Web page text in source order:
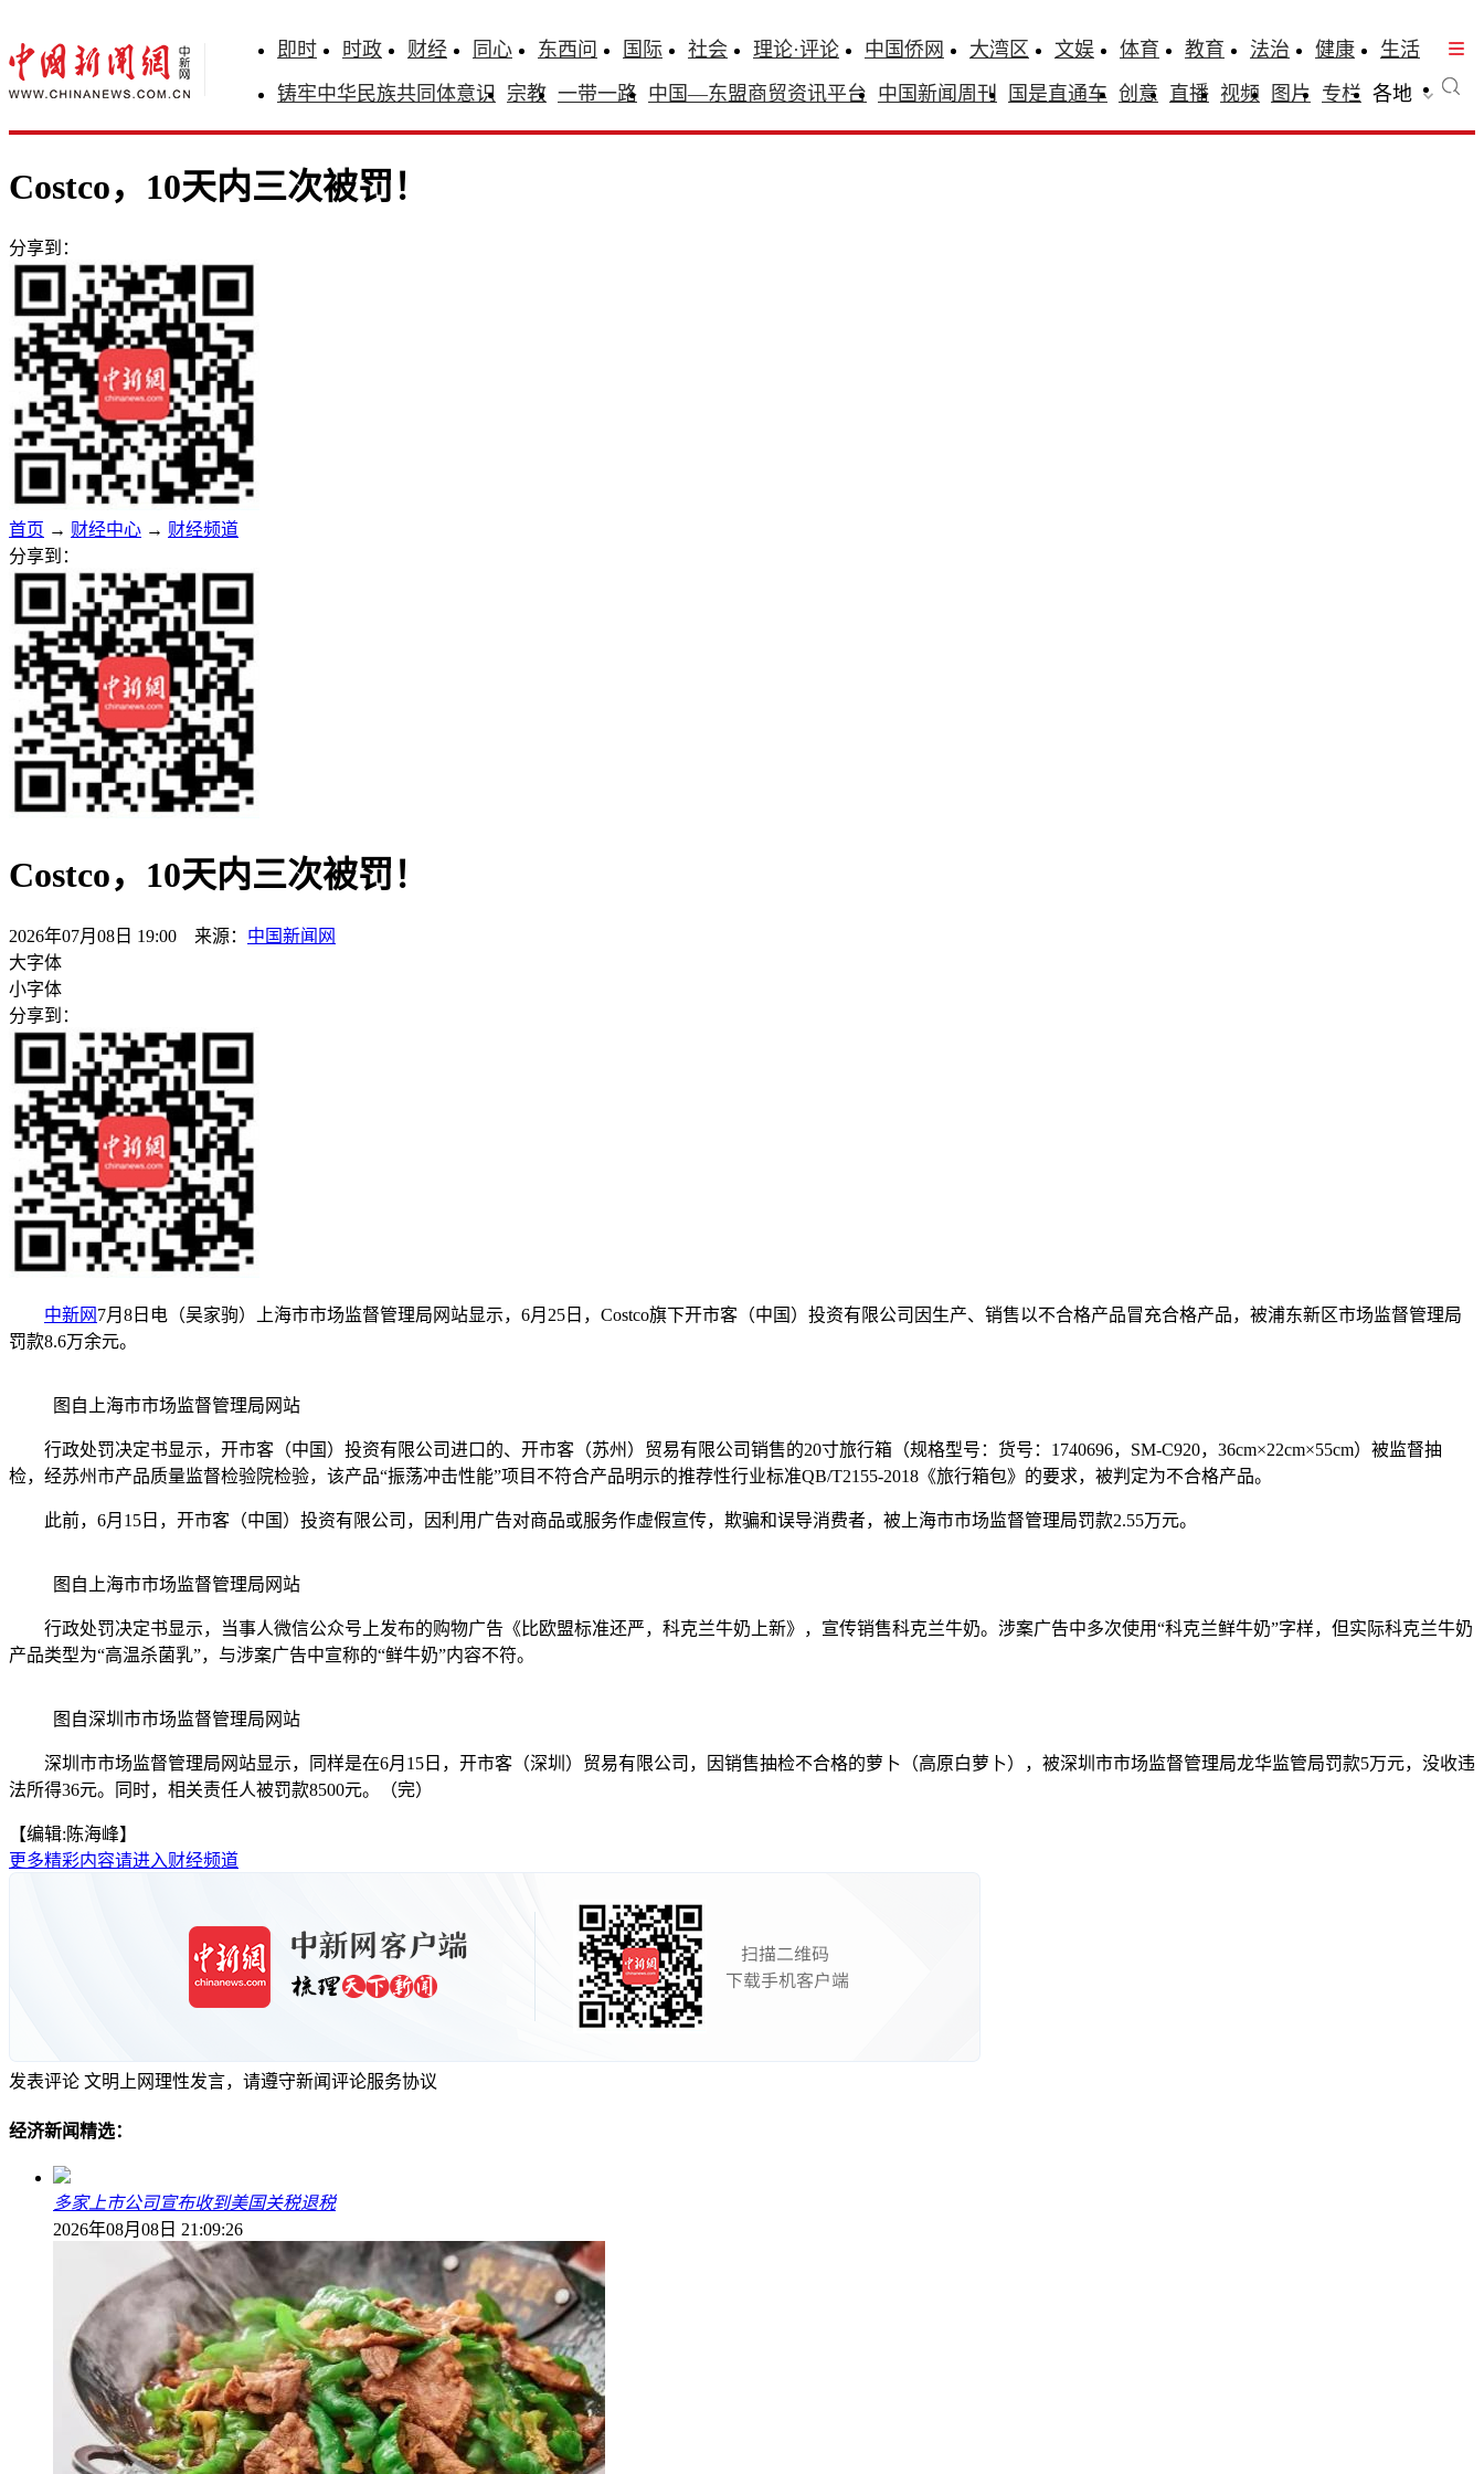
即时 时政 财经 同心 东西问 国际 社会 理论·评论 中国侨网 大湾区 文娱 体育 教育 法治 健康
生活
铸牢中华民族共同体意识 宗教 一带一路 中国—东盟商贸资讯平台 中国新闻周刊 国是直通车 创意 直播 视频 图片 专栏 各地
Costco，10天内三次被罚！
分享到：
首页 → 财经中心 → 财经频道
分享到：
Costco，10天内三次被罚！
2026年07月08日 19:00 来源： 中国新闻网
大字体
小字体
分享到：
中新网 7月8日电（吴家驹）上海市市场监督管理局网站显示，6月25日，Costco旗下开市客（中国）投资有限公司因生产、销售以不合格产品冒充合格产品，被浦东新区市场监督管理局
罚款8.6万余元。
图自上海市市场监督管理局网站
行政处罚决定书显示，开市客（中国）投资有限公司进口的、开市客（苏州）贸易有限公司销售的20寸旅行箱（规格型号：货号：1740696，SM-C920，36cm×22cm×55cm）被监督抽
检，经苏州市产品质量监督检验院检验，该产品“振荡冲击性能”项目不符合产品明示的推荐性行业标准QB/T2155-2018《旅行箱包》的要求，被判定为不合格产品。
此前，6月15日，开市客（中国）投资有限公司，因利用广告对商品或服务作虚假宣传，欺骗和误导消费者，被上海市市场监督管理局罚款2.55万元。
图自上海市市场监督管理局网站
行政处罚决定书显示，当事人微信公众号上发布的购物广告《比欧盟标准还严，科克兰牛奶上新》，宣传销售科克兰牛奶。涉案广告中多次使用“科克兰鲜牛奶”字样，但实际科克兰牛奶
产品类型为“高温杀菌乳”，与涉案广告中宣称的“鲜牛奶”内容不符。
图自深圳市市场监督管理局网站
深圳市市场监督管理局网站显示，同样是在6月15日，开市客（深圳）贸易有限公司，因销售抽检不合格的萝卜（高原白萝卜），被深圳市市场监督管理局龙华监管局罚款5万元，没收违
法所得36元。同时，相关责任人被罚款8500元。（完）
【编辑:陈海峰】
更多精彩内容请进入财经频道
发表评论 文明上网理性发言，请遵守新闻评论服务协议
经济新闻精选：
多家上市公司宣布收到美国关税退税
2026年08月08日 21:09:26